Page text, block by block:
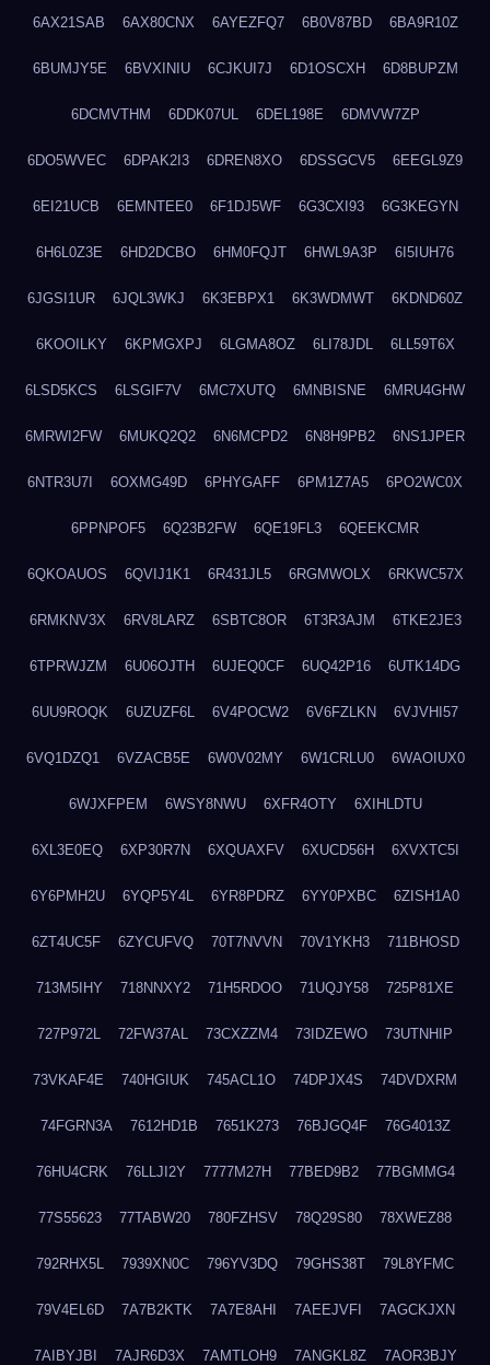
6AX21SAB 6AX80CNX 6AYEZFQ7 6B0V87BD 6BA9R10Z
6BUMJY5E 6BVXINIU 6CJKUI7J 6D1OSCXH 6D8BUPZM
6DCMVTHM 6DDK07UL 6DEL198E 6DMVW7ZP
6DO5WVEC 6DPAK2I3 6DREN8XO 6DSSGCV5 6EEGL9Z9
6EI21UCB 6EMNTEE0 6F1DJ5WF 6G3CXI93 6G3KEGYN
6H6L0Z3E 6HD2DCBO 6HM0FQJT 6HWL9A3P 6I5IUH76
6JGSI1UR 6JQL3WKJ 6K3EBPX1 6K3WDMWT 6KDND60Z
6KOOILKY 6KPMGXPJ 6LGMA8OZ 6LI78JDL 6LL59T6X
6LSD5KCS 6LSGIF7V 6MC7XUTQ 6MNBISNE 6MRU4GHW
6MRWI2FW 6MUKQ2Q2 6N6MCPD2 6N8H9PB2 6NS1JPER
6NTR3U7I 6OXMG49D 6PHYGAFF 6PM1Z7A5 6PO2WC0X
6PPNPOF5 6Q23B2FW 6QE19FL3 6QEEKCMR
6QKOAUOS 6QVIJ1K1 6R431JL5 6RGMWOLX 6RKWC57X
6RMKNV3X 6RV8LARZ 6SBTC8OR 6T3R3AJM 6TKE2JE3
6TPRWJZM 6U06OJTH 6UJEQ0CF 6UQ42P16 6UTK14DG
6UU9ROQK 6UZUZF6L 6V4POCW2 6V6FZLKN 6VJVHI57
6VQ1DZQ1 6VZACB5E 6W0V02MY 6W1CRLU0 6WAOIUX0
6WJXFPEM 6WSY8NWU 6XFR4OTY 6XIHLDTU
6XL3E0EQ 6XP30R7N 6XQUAXFV 6XUCD56H 6XVXTC5I
6Y6PMH2U 6YQP5Y4L 6YR8PDRZ 6YY0PXBC 6ZISH1A0
6ZT4UC5F 6ZYCUFVQ 70T7NVVN 70V1YKH3 711BHOSD
713M5IHY 718NNXY2 71H5RDOO 71UQJY58 725P81XE
727P972L 72FW37AL 73CXZZM4 73IDZEWO 73UTNHIP
73VKAF4E 740HGIUK 745ACL1O 74DPJX4S 74DVDXRM
74FGRN3A 7612HD1B 7651K273 76BJGQ4F 76G4013Z
76HU4CRK 76LLJI2Y 7777M27H 77BED9B2 77BGMMG4
77S55623 77TABW20 780FZHSV 78Q29S80 78XWEZ88
792RHX5L 7939XN0C 796YV3DQ 79GHS38T 79L8YFMC
79V4EL6D 7A7B2KTK 7A7E8AHI 7AEEJVFI 7AGCKJXN
7AIBYJBI 7AJR6D3X 7AMTLOH9 7ANGKL8Z 7AOR3BJY